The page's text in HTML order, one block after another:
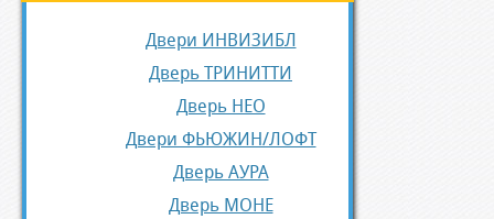
Двери ИНВИЗИБЛ
Дверь ТРИНИТТИ
Дверь НЕО
Двери ФЬЮЖИН/ЛОФТ
Дверь АУРА
Дверь МОНЕ